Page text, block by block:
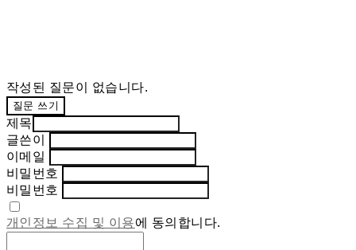
작성된 질문이 없습니다.
질문 쓰기
제목
글쓴이
이메일
비밀번호
비밀번호
개인정보 수집 및 이용에 동의합니다.